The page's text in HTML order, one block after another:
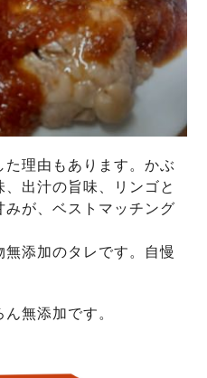
理由もあります。かぶ
出汁の旨味、リンゴと
みが、ベストマッチング
添加のタレです。自慢
無添加です。